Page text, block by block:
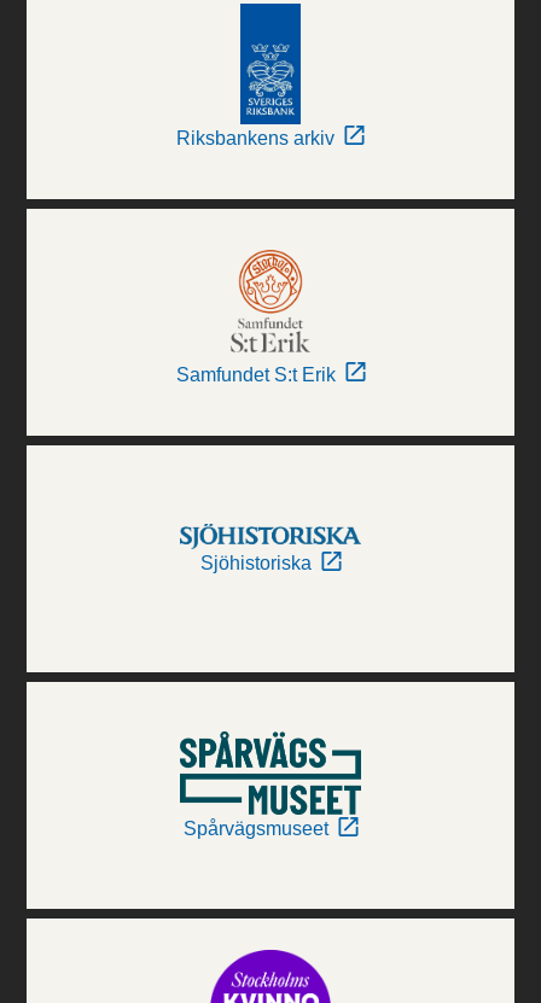
Riksbankens arkiv
Samfundet S:t Erik
Sjöhistoriska
Spårvägsmuseet